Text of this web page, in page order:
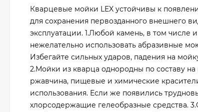
Кварцевые мойки LEX устойчивы к
для сохранения первозданного внешнего
эксплуатации. 1.Любой камень, в том числе
нежелательно использовать абразивные
Избегайте сильных ударов, падения на
2.Мойки из кварца однородны по составу
ржавчина, пищевые и химические
использования. Если же появились
хлорсодержащие гелеобразные средства.